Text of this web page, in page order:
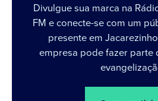
Divulgue sua marca na
FM e conecte-se com um
presente em
empresa pode fazer parte